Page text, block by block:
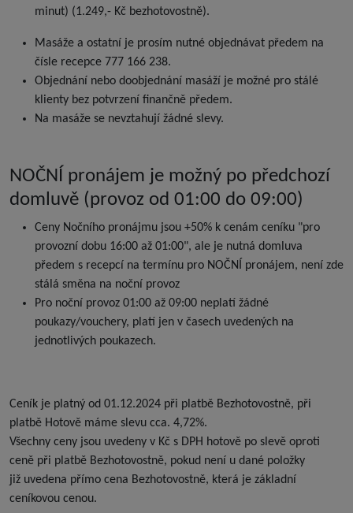
minut) (1.249,- Kč bezhotovostně).
Masáže a ostatní je prosím nutné objednávat předem na
čísle recepce 777 166 238.
Objednání nebo doobjednání masáží je možné pro stálé
klienty bez potvrzení finančně předem.
Na masáže se nevztahují žádné slevy.
NOČNÍ pronájem je možný po předchozí
domluvě (provoz od 01:00 do 09:00)
Ceny Nočního pronájmu jsou +50% k cenám ceníku "pro
provozní dobu 16:00 až 01:00", ale je nutná domluva
předem s recepcí na termínu pro NOČNÍ pronájem, není zde
stálá směna na noční provoz
Pro noční provoz 01:00 až 09:00 neplatí žádné
poukazy/vouchery, platí jen v časech uvedených na
jednotlivých poukazech.
Ceník je platný od 01.12.2024 při platbě Bezhotovostně, při
platbě Hotově máme slevu cca. 4,72%.
Všechny ceny jsou uvedeny v Kč s DPH hotově po slevě oproti
ceně při platbě Bezhotovostně, pokud není u dané položky
již uvedena přímo cena Bezhotovostně, která je základní
ceníkovou cenou.